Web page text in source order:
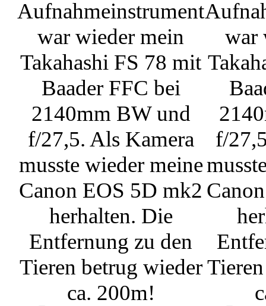
Aufnahmeinstrument
war wieder mein
Takahashi FS 78 mit
Baader FFC bei
2140mm BW und
f/27,5. Als Kamera
musste wieder meine
Canon EOS 5D mk2
herhalten. Die
Entfernung zu den
Tieren betrug wieder
ca. 200m!
war
f/